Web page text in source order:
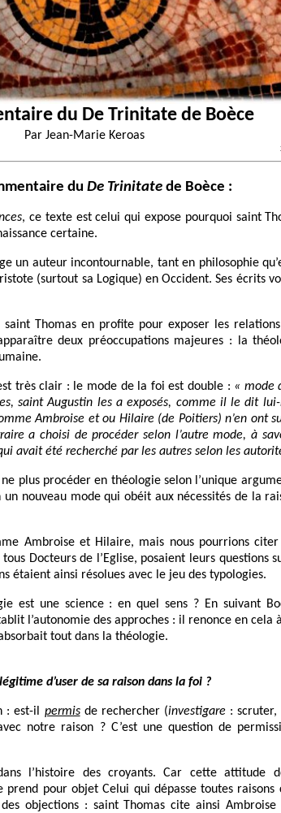
du De Trinitate de Boèce
Par Jean-Marie Keroas
du De Trinitate de Boèce :
, ce texte est celui qui expose pourquoi saint
certaine.
un auteur incontournable, tant en philosophie
(surtout sa Logique) en Occident. Ses écrits
saint Thomas en profite pour exposer les
deux préoccupations majeures : la
très clair : le mode de la foi est double : « mode
saint Augustin les a exposés, comme il le dit
Ambroise et ou Hilaire (de Poitiers) n’en ont
a choisi de procéder selon l’autre mode, à
avait été recherché par les autres selon les
plus procéder en théologie selon l’unique
nouveau mode qui obéit aux nécessités de la
Ambroise et Hilaire, mais nous pourrions
Docteurs de l’Eglise, posaient leurs questions
étaient ainsi résolues avec le jeu des typologies.
est une science : en quel sens ? En suivant
l’autonomie des approches : il renonce en cela
tout dans la théologie.
d’user de sa raison dans la foi ?
: est-il permisde rechercher (investigare : scruter,
notre raison ? C’est une question de
l’histoire des croyants. Car cette attitude
pour objet Celui qui dépasse toutes raisons
objections : saint Thomas cite ainsi